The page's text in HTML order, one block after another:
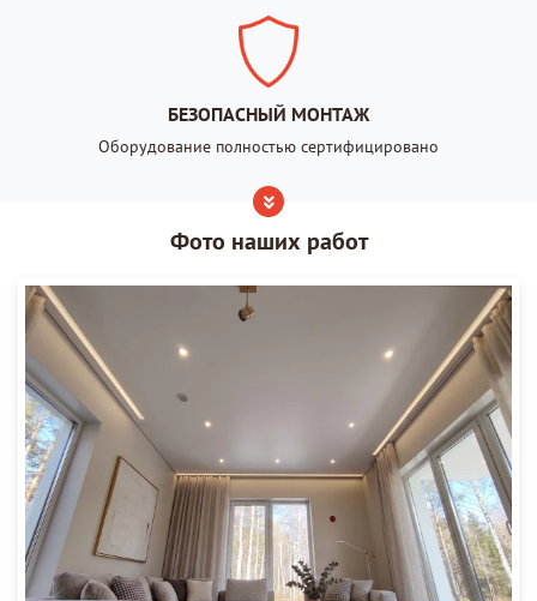
БЕЗОПАСНЫЙ МОНТАЖ
Оборудование полностью сертифицировано
Фото наших работ